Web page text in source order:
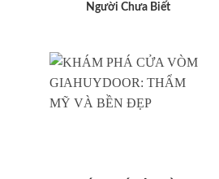
Người Chưa Biết